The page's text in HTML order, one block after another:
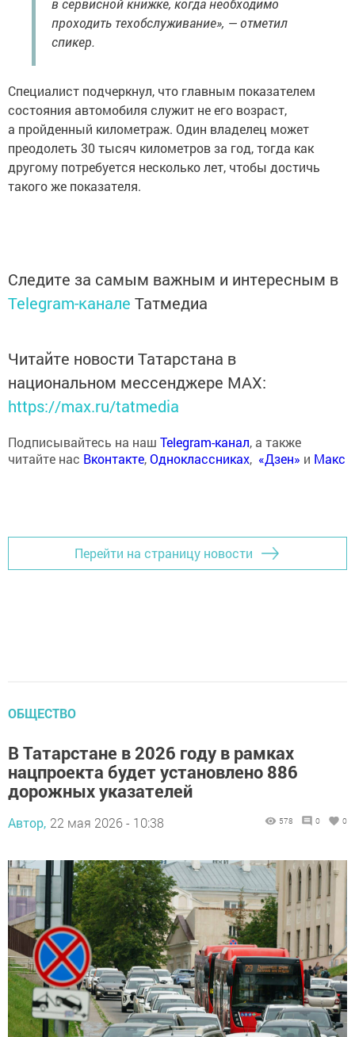
в сервисной книжке, когда необходимо
проходить техобслуживание», — отметил
спикер.
Специалист подчеркнул, что главным показателем
состояния автомобиля служит не его возраст,
а пройденный километраж. Один владелец может
преодолеть 30 тысяч километров за год, тогда как
другому потребуется несколько лет, чтобы достичь
такого же показателя.
Следите за самым важным и интересным в
Telegram-канале Татмедиа
Читайте новости Татарстана в
национальном мессенджере MАХ:
https://max.ru/tatmedia
Подписывайтесь на наш Telegram-канал, а также
читайте нас Вконтакте,Одноклассниках, «Дзен» и Макс
Перейти на страницу новости
ОБЩЕСТВО
В Татарстане в 2026 году в рамках
нацпроекта будет установлено 886
дорожных указателей
Автор, 22 мая 2026 - 10:38 578 0 0